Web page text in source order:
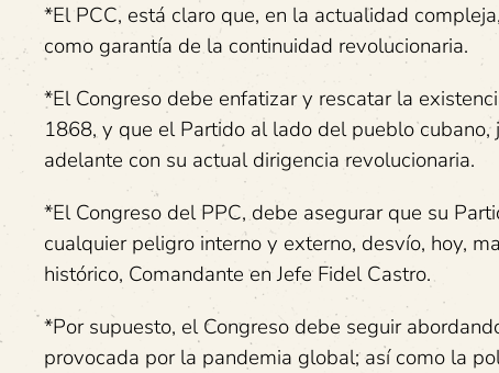
*El PCC, está claro que, en la actualidad
como garantía de la continuidad revolucionaria.
*El Congreso debe enfatizar y rescatar la
1868, y que el Partido al lado del pueblo
adelante con su actual dirigencia revolucionaria.
*El Congreso del PPC, debe asegurar que su
cualquier peligro interno y externo, desvío, hoy,
histórico, Comandante en Jefe Fidel Castro.
*Por supuesto, el Congreso debe seguir
provocada por la pandemia global; así como la